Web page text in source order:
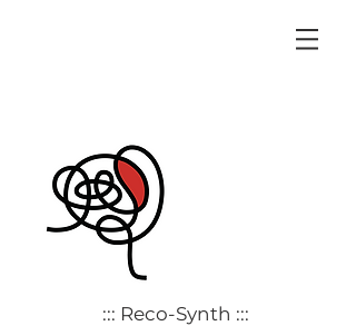
::: Reco-Synth :::